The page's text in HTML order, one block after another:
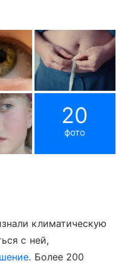
20
фото
климатическую
с ней,
. Более 200